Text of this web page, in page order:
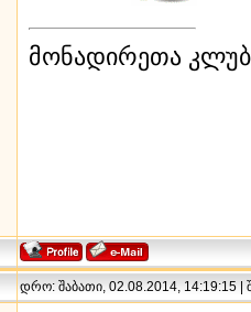
მონადირეთა
დრო: შაბათი, 02.08.2014, 14:19:15 |